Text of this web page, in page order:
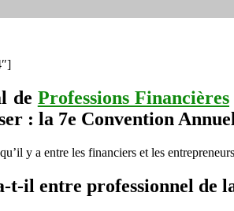
de Professions Financières
: la 7e Convention
y a entre les financiers et les
t-il entre professionnel de